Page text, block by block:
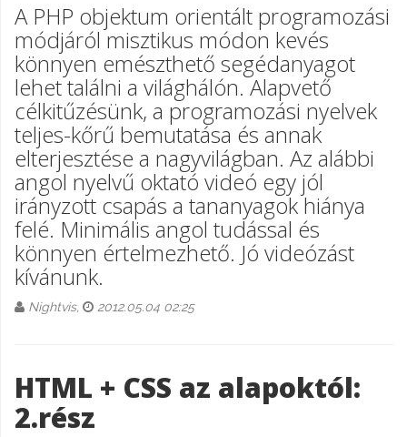
A PHP objektum orientált programozási
módjáról misztikus módon kevés
könnyen emészthető segédanyagot
lehet találni a világhálón. Alapvető
célkitűzésünk, a programozási nyelvek
teljes-kőrű bemutatása és annak
elterjesztése a nagyvilágban. Az alábbi
angol nyelvű oktató videó egy jól
irányzott csapás a tananyagok hiánya
felé. Minimális angol tudással és
könnyen értelmezhető. Jó videózást
kívánunk.
Nightvis, 2012.05.04 02:25
HTML + CSS az alapoktól:
2.rész